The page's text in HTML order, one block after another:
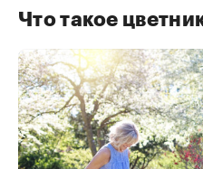
Что такое